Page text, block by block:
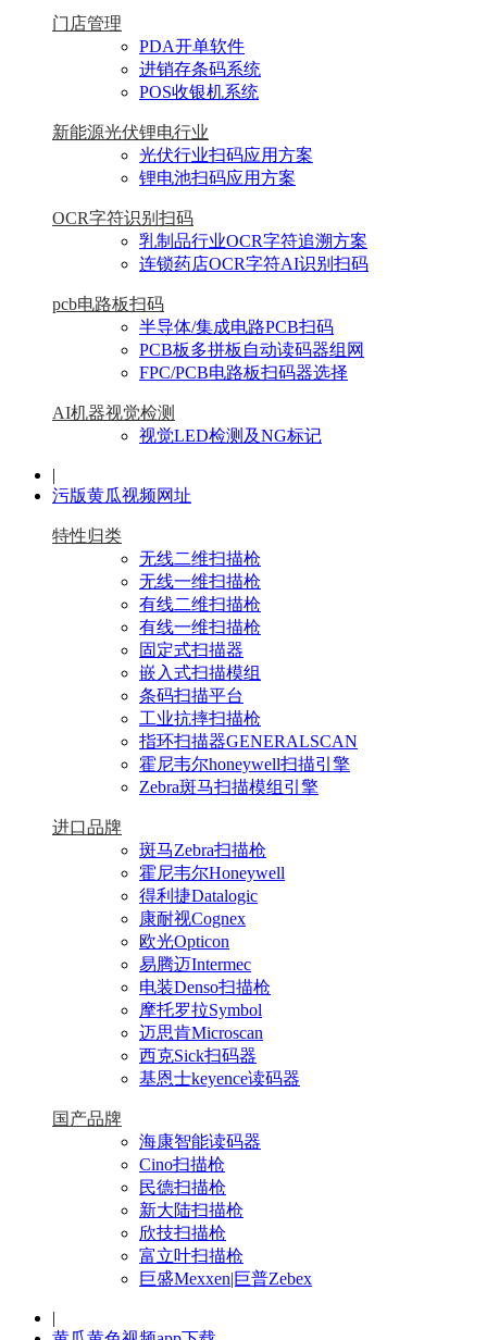
门店管理
PDA开单软件
进销存条码系统
POS收银机系统
新能源光伏锂电行业
光伏行业扫码应用方案
锂电池扫码应用方案
OCR字符识别扫码
乳制品行业OCR字符追溯方案
连锁药店OCR字符AI识别扫码
pcb电路板扫码
半导体/集成电路PCB扫码
PCB板多拼板自动读码器组网
FPC/PCB电路板扫码器选择
AI机器视觉检测
视觉LED检测及NG标记
|
污版黄瓜视频网址
特性归类
无线二维扫描枪
无线一维扫描枪
有线二维扫描枪
有线一维扫描枪
固定式扫描器
嵌入式扫描模组
条码扫描平台
工业抗摔扫描枪
指环扫描器GENERALSCAN
霍尼韦尔honeywell扫描引擎
Zebra斑马扫描模组引擎
进口品牌
斑马Zebra扫描枪
霍尼韦尔Honeywell
得利捷Datalogic
康耐视Cognex
欧光Opticon
易腾迈Intermec
电装Denso扫描枪
摩托罗拉Symbol
迈思肯Microscan
西克Sick扫码器
基恩士keyence读码器
国产品牌
海康智能读码器
Cino扫描枪
民德扫描枪
新大陆扫描枪
欣技扫描枪
富立叶扫描枪
巨盛Mexxen|巨普Zebex
|